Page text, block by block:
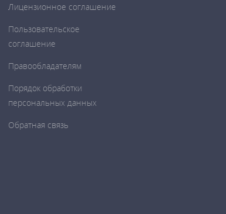
Лицензионное соглашение
Пользовательское
соглашение
Правообладателям
Порядок обработки
персональных данных
Обратная связь